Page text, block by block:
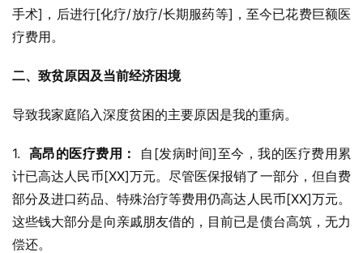
手术]，后进行[化疗/放疗/长期服药等]，至今已花费巨额医
疗费用。
二、致贫原因及当前经济困境
导致我家庭陷入深度贫困的主要原因是我的重病。
1. 高昂的医疗费用：
自[发病时间]至今，我的医疗费用累
计已高达人民币[XX]万元。尽管医保报销了一部分，但自费
部分及进口药品、特殊治疗等费用仍高达人民币[XX]万元。
这些钱大部分是向亲戚朋友借的，目前已是债台高筑，无力
偿还。